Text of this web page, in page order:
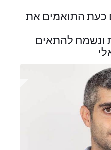
כעת התואמים את
ונשמח להתאים